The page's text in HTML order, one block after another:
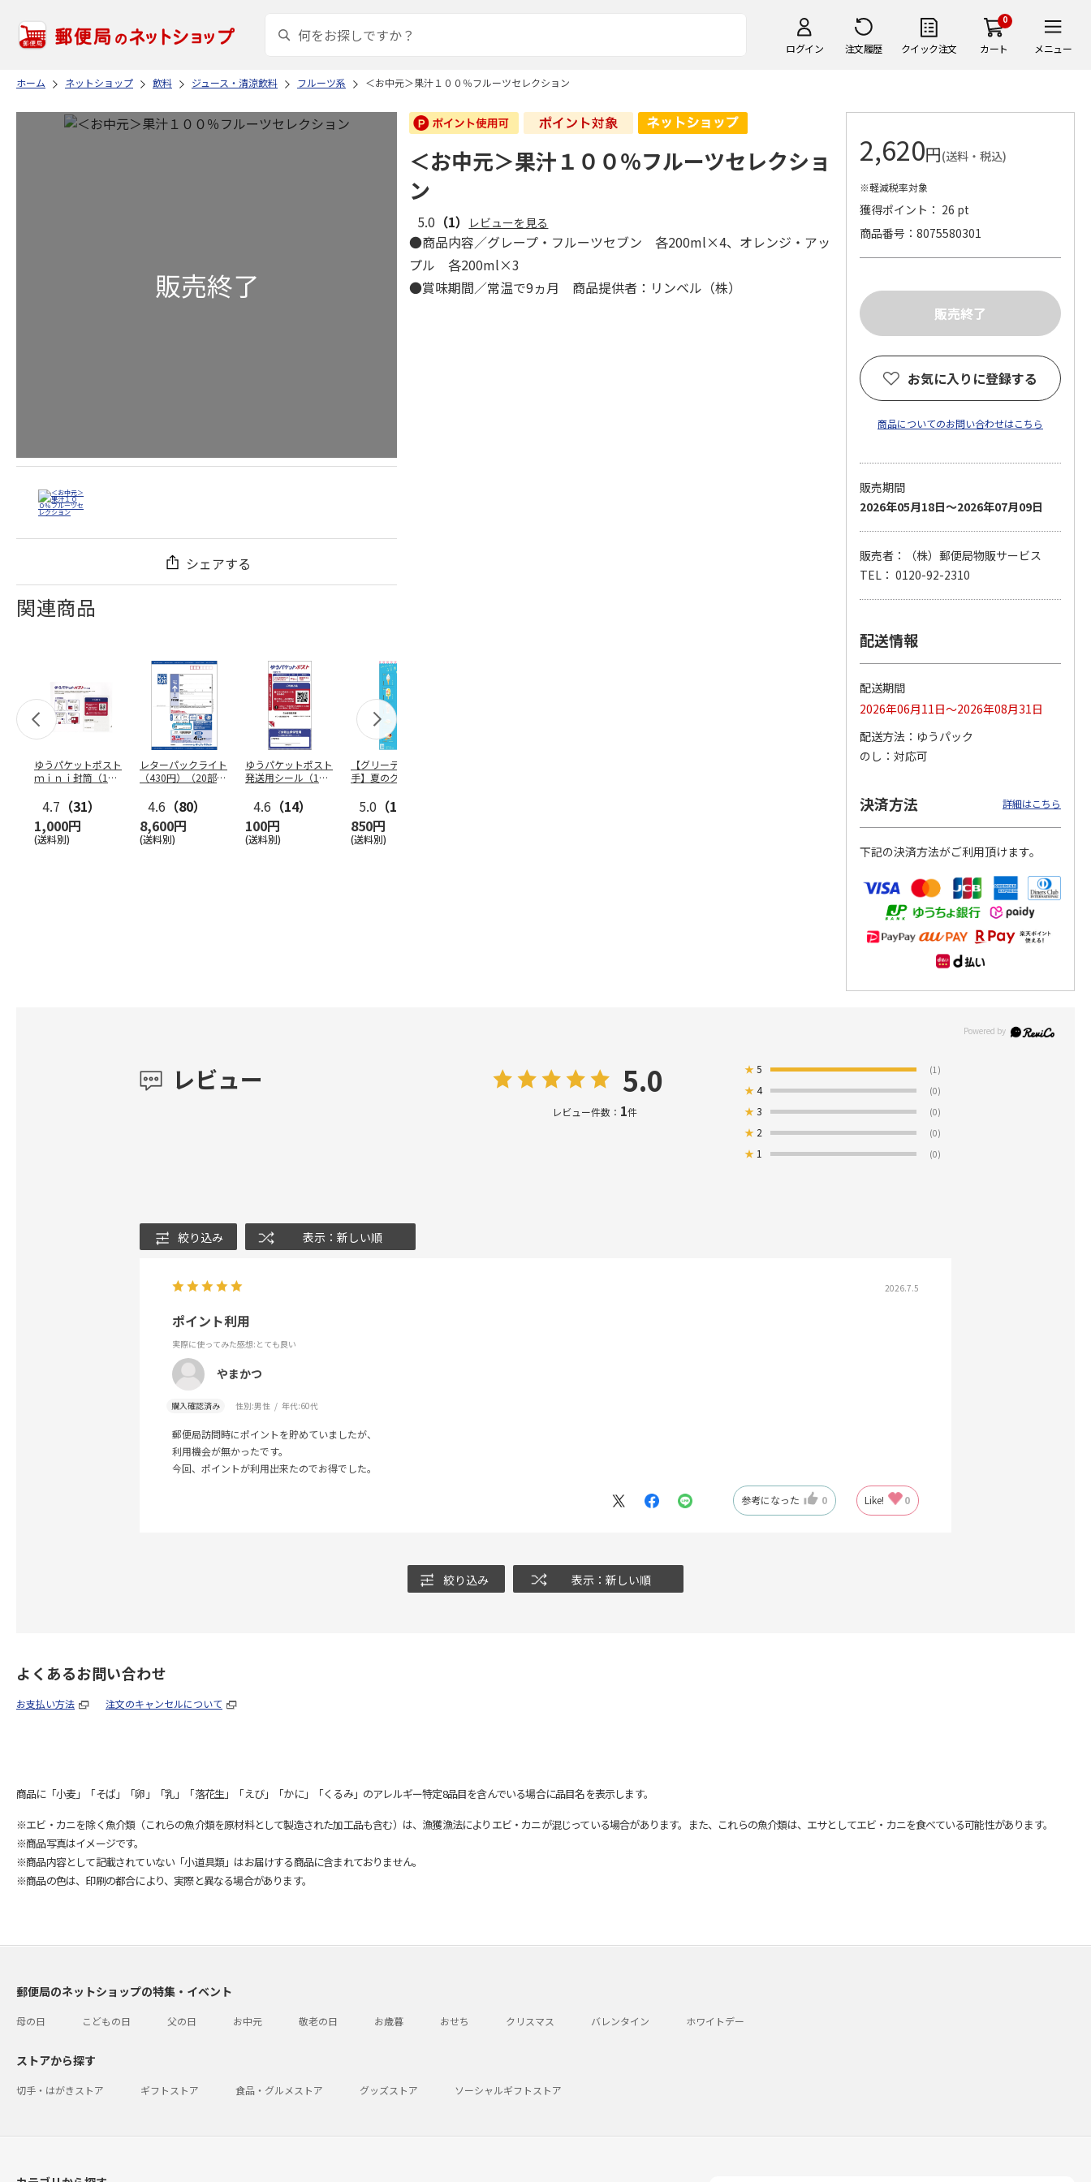
ログイン 注文履歴 クイック注文
0
カート メニュー
ホーム ネットショップ 飲料 ジュース・清涼飲料 フルーツ系 ＜お中元＞果汁１００％フルーツセレクション
シェアする
関連商品
ゆうパケットポスト
ｍｉｎｉ封筒（1個
4.7 （31）
1,000円
(送料別)
レターパックライト
（430円）（20部セ
4.6 （80）
8,600円
(送料別)
ゆうパケットポスト
発送用シール（1個
4.6 （14）
100円
(送料別)
【グリーティング切
手】夏のグリーティ
5.0 （10）
850円
(送料別)
【グリーティング切
円…
4.8（11）
5,500円
4.6（7）
11,000円
＜お中元＞果汁１００％フルーツセレクショ
ン
5.0 （1） レビューを見る
●商品内容／グレープ・フルーツセブン 各200ml×4、オレンジ・アッ
プル 各200ml×3
●賞味期間／常温で9ヵ月 商品提供者：リンベル（株）
2,620円(送料・税込)
※軽減税率対象
獲得ポイント： 26 pt
商品番号
8075580301
お気に入りに登録する
商品についてのお問い合わせはこちら
販売期間
2026年05月18日～2026年07月09日
販売者：（株）郵便局物販サービス
TEL： 0120-92-2310
配送情報
配送期間
2026年06月11日～2026年08月31日
配送方法
ゆうパック
のし
対応可
決済方法 詳細はこちら
下記の決済方法がご利用頂けます。
レビュー 5.0
レビュー件数： 1件
★5 (1)
★4 (0)
★3 (0)
★ 2 (0)
★ 1 (0)
絞り込み 表示：新しい順
2026.7.5
ポイント利用
実際に使ってみた感想:とても良い
やまかつ
購入確認済み 性別:男性 年代:60代
郵便局訪問時にポイントを貯めていましたが、
利用機会が無かったです。
今回、ポイントが利用出来たのでお得でした。
参考になった 0 Like! 0
絞り込み 表示：新しい順
よくあるお問い合わせ
お支払い方法 注文のキャンセルについて
商品に「小麦」「そば」「卵」「乳」「落花生」「えび」「かに」「くるみ」のアレルギー特定8品目を含んでいる場合に品目名を表示します。
※エビ・カニを除く魚介類（これらの魚介類を原材料として製造された加工品も含む）は、漁獲漁法によりエビ・カニが混じっている場合があります。また、これらの魚介類は、エサとしてエビ・カニを食べている可能性があります。
※商品写真はイメージです。
※商品内容として記載されていない「小道具類」はお届けする商品に含まれておりません。
※商品の色は、印刷の都合により、実際と異なる場合があります。
郵便局のネットショップの特集・イベント
母の日 こどもの日 父の日 お中元 敬老の日 お歳暮 おせち クリスマス バレンタイン ホワイトデー
ストアから探す
切手・はがきストア ギフトストア 食品・グルメストア グッズストア ソーシャルギフトストア